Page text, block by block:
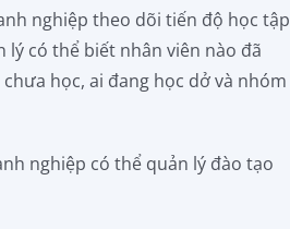
nghiệp theo dõi tiến độ học tập
lý có thể biết nhân viên nào đã
học, ai đang học dở và nhóm
nghiệp có thể quản lý đào tạo